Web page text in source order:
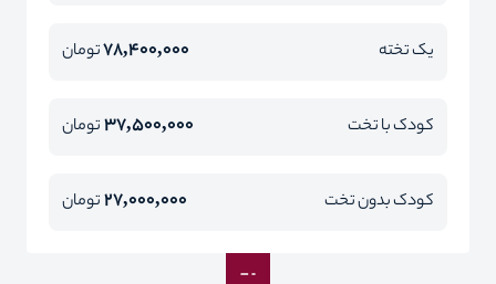
یک تخته 78,400,000تومان
کودک با تخت 37,500,000تومان
کودک بدون تخت 27,000,000تومان